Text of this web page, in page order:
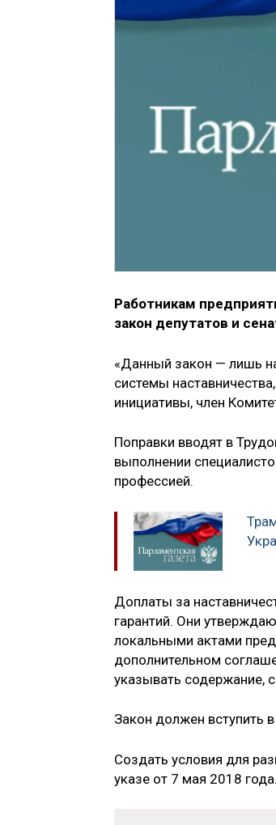
Работникам
закон депутатов и
«Данный закон — лишь
системы
инициативы, член
Поправки вводят в
выполнении
профессией.
Доплаты за
гарантий. Они
локальными актами
дополнительном
указывать содержание,
Закон должен вступить
Создать условия для
указе от 7 мая 2018 года.